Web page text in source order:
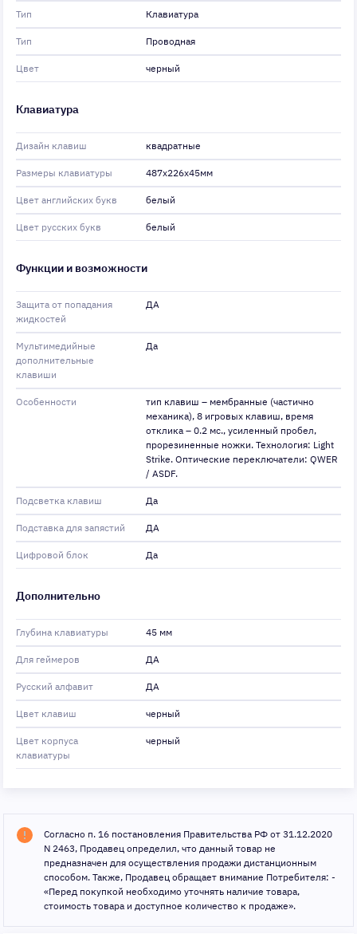
Тип Клавиатура
Тип Проводная
Цвет черный
Клавиатура
Дизайн клавиш квадратные
Размеры клавиатуры 487x226x45мм
Цвет английских букв белый
Цвет русских букв белый
Функции и возможности
Защита от попадания
жидкостей
ДА
Мультимедийные
дополнительные
клавиши
Да
Особенности
тип клавиш – мембранные (частично
механика), 8 игровых клавиш, время
отклика – 0.2 мс., усиленный пробел,
прорезиненные ножки. Технология: Light
Strike. Оптические переключатели: QWER
/ ASDF.
Подсветка клавиш Да
Подставка для запястий ДА
Цифровой блок Да
Дополнительно
Глубина клавиатуры 45 мм
Для геймеров ДА
Русский алфавит ДА
Цвет клавиш черный
Цвет корпуса
клавиатуры
черный
Согласно п. 16 постановления Правительства РФ от 31.12.2020
N 2463, Продавец определил, что данный товар не
предназначен для осуществления продажи дистанционным
способом. Также, Продавец обращает внимание Потребителя: -
«Перед покупкой необходимо уточнять наличие товара,
стоимость товара и доступное количество к продаже».